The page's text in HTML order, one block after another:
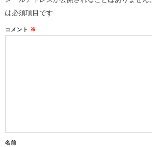
は必須項目です
コメント ※
名前